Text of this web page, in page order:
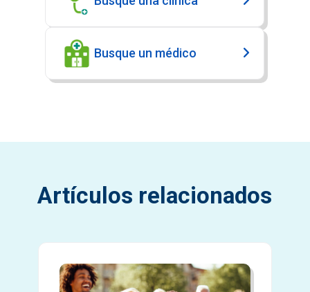
Busque un médico
Artículos relacionados